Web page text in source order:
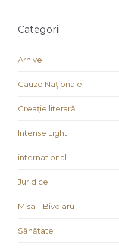
Categorii
Arhive
Cauze Naţionale
Creaţie literară
Intense Light
international
Juridice
Misa – Bivolaru
Sănătate